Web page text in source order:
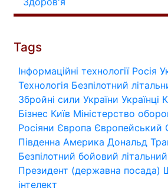
Tags
Інформаційні технології Росія
Технологія Безпілотний
Збройні сили України Українці
Бізнес Київ Міністерство
Росіяни Європа Європейський
Південна Америка Дональд
Безпілотний бойовий
Президент (державна посада)
інтелект